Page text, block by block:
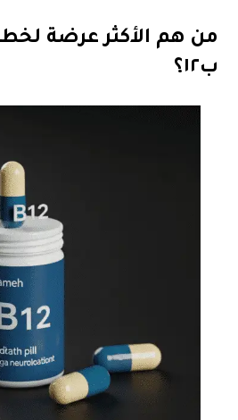
من هم الأكثر عرضة
ب١٢؟